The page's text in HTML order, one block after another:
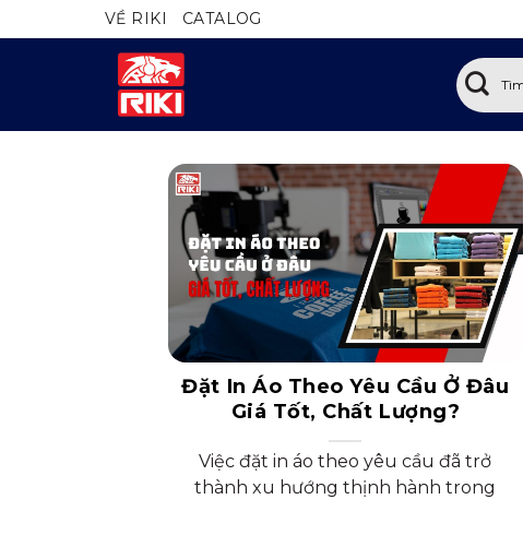
VỀ RIKI CATALOG
Tìm
kiếm:
Đặt In Áo Theo Yêu Cầu Ở Đâu
Giá Tốt, Chất Lượng?
Việc đặt in áo theo yêu cầu đã trở
thành xu hướng thịnh hành trong